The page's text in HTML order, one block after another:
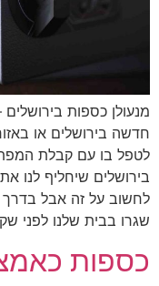
מנעולן כספות
חדשה בירושלים או
לטפל בו עם קבלת
בירושלים שיחליף לנו
לחשוב על זה אבל בדרך
שגרו בבית שלנו לפני
כספות